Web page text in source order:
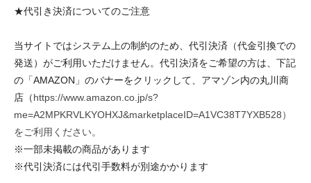
★代引き決済についてのご注意
当サイトではシステム上の制約のため、代引決済（代金引換での
発送）がご利用いただけません。代引決済をご希望の方は、下記
の「AMAZON」のバナーをクリックして、アマゾン内の丸川商
店（https://www.amazon.co.jp/s?
me=A2MPKRVLKYOHXJ&marketplaceID=A1VC38T7YXB528）
をご利用ください。
※一部未掲載の商品があります
※代引決済には代引手数料が別途かかります